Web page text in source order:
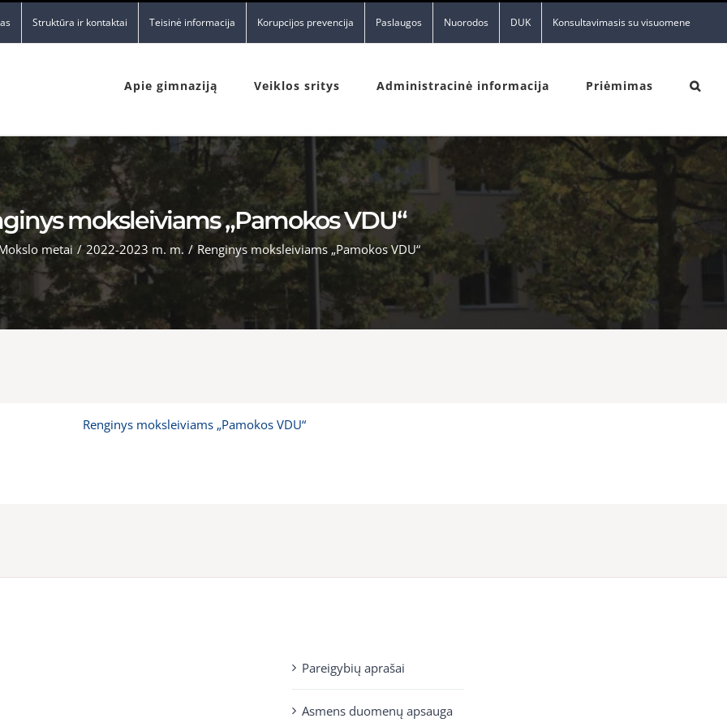
Struktūra ir kontaktai Teisinė informacija Korupcijos prevencija Paslaugos Nuorodos DUK Konsultavimasis su visuomene
Apie gimnaziją Veiklos sritys Administracinė informacija Priėmimas
moksleiviams „Pamokos VDU“
metai / 2022-2023 m. m. / Renginys moksleiviams „Pamokos VDU“
Renginys moksleiviams „Pamokos VDU“
Pareigybių aprašai
Asmens duomenų apsauga